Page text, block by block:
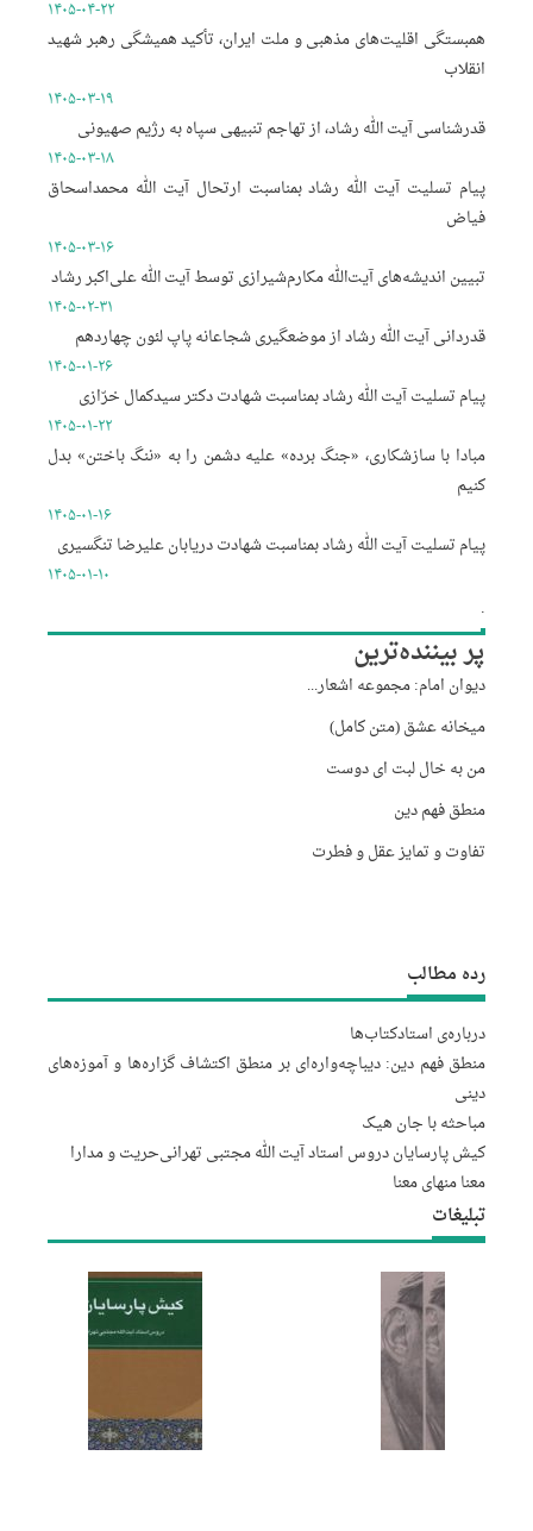
۱۴۰۵-۰۴-۲۲
همبستگی اقلیت‌های مذهبی و ملت ایران، تأکید همیشگی رهبر شهید
انقلاب
۱۴۰۵-۰۳-۱۹
قدرشناسی آیت الله رشاد، از تهاجم تنبیهی سپاه به رژیم صهیونی
۱۴۰۵-۰۳-۱۸
پیام تسلیت آیت الله رشاد بمناسبت ارتحال آیت الله محمداسحاق
فیاض
۱۴۰۵-۰۳-۱۶
تبیین اندیشه‌های آیت‌الله مکارم‌شیرازی توسط آیت الله علی‌اکبر رشاد
۱۴۰۵-۰۲-۳۱
قدردانی آیت الله رشاد از موضعگیری شجاعانه پاپ لئون چهاردهم
۱۴۰۵-۰۱-۲۶
پیام تسلیت آیت الله رشاد بمناسبت شهادت دکتر سیدکمال خرّازی
۱۴۰۵-۰۱-۲۲
مبادا با سازشکاری، «جنگ برده» علیه دشمن را به «ننگ باختن» بدل
کنیم
۱۴۰۵-۰۱-۱۶
پیام تسلیت آیت الله رشاد بمناسبت شهادت دریابان علیرضا تنگسیری
۱۴۰۵-۰۱-۱۰
.
پر بیننده‌ترین
دیوان امام: مجموعه اشعار...
میخانه عشق (متن کامل)
من به خال لبت ای دوست
منطق فهم دین
تفاوت و تمایز عقل و فطرت
رده مطالب
درباره‌‌ی استادکتاب‌ها
منطق فهم دین: دیباچه‌واره‌ای بر منطق اکتشاف گزاره‌ها و آموزه‌های
دینی
مباحثه با جان هیک
کیش پارسایان دروس استاد آیت الله مجتبى تهرانىحریت و مدارا
معنا منهای معنا
تبلیغات